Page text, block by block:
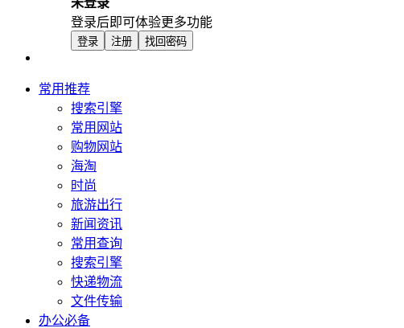
未登录
登录后即可体验更多功能
登录 注册 找回密码
常用推荐
搜索引擎
常用网站
购物网站
海淘
时尚
旅游出行
新闻资讯
常用查询
搜索引擎
快递物流
文件传输
办公必备